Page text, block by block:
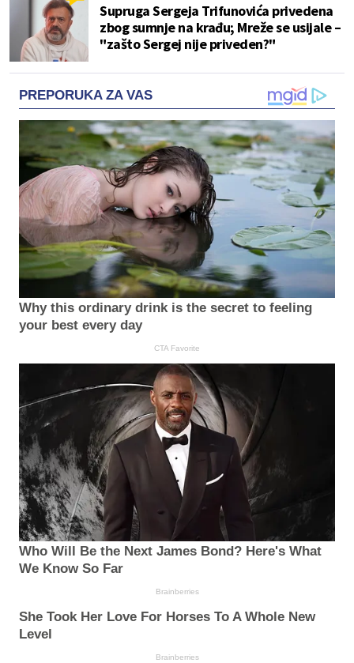
Supruga Sergeja Trifunovića privedena
zbog sumnje na krađu; Mreže se usijale –
"zašto Sergej nije priveden?"
PREPORUKA ZA VAS
Why this ordinary drink is the secret to feeling
your best every day
CTA Favorite
Who Will Be the Next James Bond? Here's What
We Know So Far
Brainberries
She Took Her Love For Horses To A Whole New
Level
Brainberries